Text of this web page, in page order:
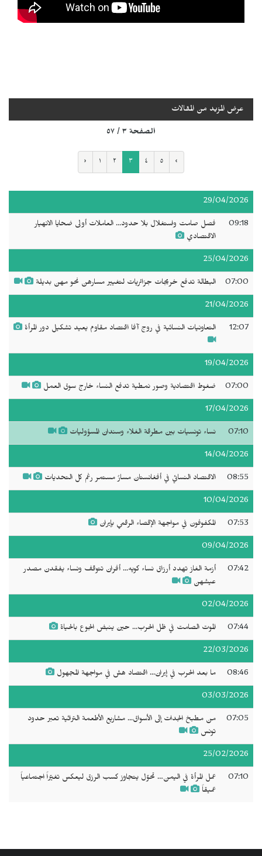
عرض المزيد من المقالات
الصفحة ٣ / ٥٧
‹ ١ ٢ ٣ ٤ ٥ ›
29/04/2026
09:18
فصل صامت واستغلال بلا حدود... العاملات أولى ضحايا الانهيار
الاقتصادي
25/04/2026
07:00 البطالة تدفع خريجات جزائريات لتغيير مسارهن نحو مهن بديلة
21/04/2026
12:07 التعاونيات النسائية في روج آفا اقتصاد مقاوم يعيد تشكيل دور المرأة
19/04/2026
07:00 ضغوط اقتصادية وصور نمطية تدفع النساء خارج سوق العمل
17/04/2026
07:10 نساء تونسيات بين مطرقة الغلاء وسندان المسؤوليات
14/04/2026
08:55 الاقتصاد النسائي في أفغانستان مسارٌ مستمر رغم كل التحديات
10/04/2026
07:53 المكفوفون في مواجهة الإقصاء الرقمي بإيران
09/04/2026
07:42
أزمة الغاز تهدد أرزاق نساء كويه... أفران تتوقف ونساء يفقدن مصدر
عيشهن
02/04/2026
07:44 الموت الصامت في ظل الحرب... حين ينبض الجوع بالحياة
22/03/2026
08:46 ما بعد الحرب في إيران... اقتصاد هش في مواجهة المجهول
03/03/2026
07:05
من مطبخ الجدات إلى الأسواق... مشاريع الأطعمة التراثية تعبر حدود
تونس
25/02/2026
07:10
عمل المرأة في اليمن… تحوّل يتجاوز كسب الرزق ليعكس تغيّراً اجتماعياً
عميقاً